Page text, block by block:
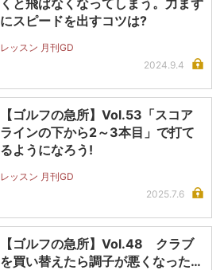
くと飛ばなくなってしまう。力まず
にスピードを出すコツは?
レッスン 月刊GD
2024.9.4
【ゴルフの急所】Vol.53「スコア
ラインの下から2～3本目」で打て
るようになろう!
レッスン 月刊GD
2025.7.6
【ゴルフの急所】Vol.48 クラブ
を買い替えたら調子が悪くなった…